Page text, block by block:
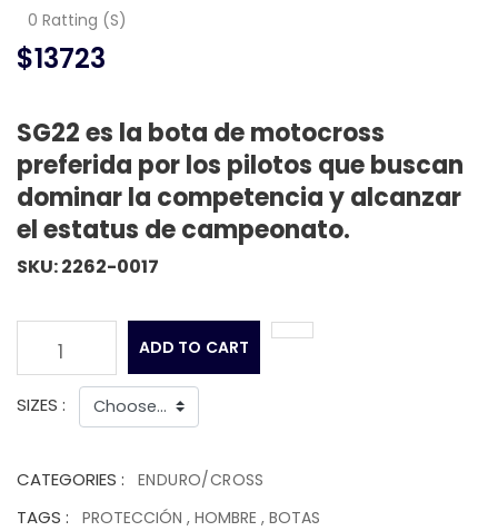
0 Ratting (S)
$13723
SG22 es la bota de motocross
preferida por los pilotos que buscan
dominar la competencia y alcanzar
el estatus de campeonato.
SKU: 2262-0017
1 ADD TO CART
SIZES :
CATEGORIES : ENDURO/CROSS
TAGS : PROTECCIÓN , HOMBRE , BOTAS